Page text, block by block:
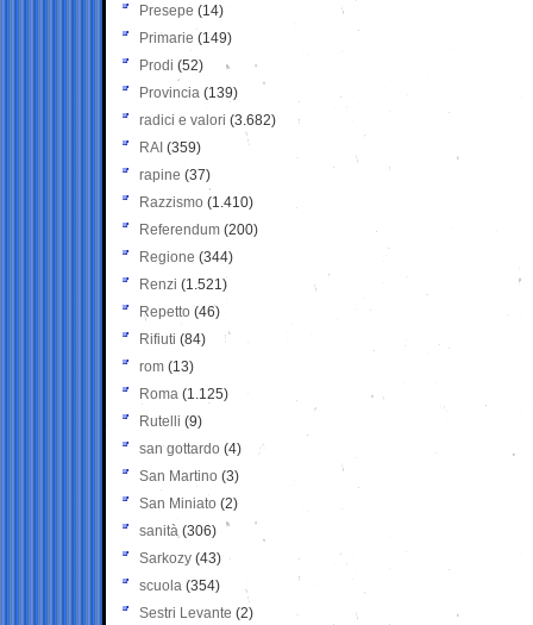
Presepe (14)
Primarie (149)
Prodi (52)
Provincia (139)
radici e valori (3.682)
RAI (359)
rapine (37)
Razzismo (1.410)
Referendum (200)
Regione (344)
Renzi (1.521)
Repetto (46)
Rifiuti (84)
rom (13)
Roma (1.125)
Rutelli (9)
san gottardo (4)
San Martino (3)
San Miniato (2)
sanità (306)
Sarkozy (43)
scuola (354)
Sestri Levante (2)